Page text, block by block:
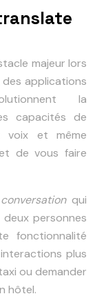
majeur lors
des applications
la
capacités de
voix et même
de vous faire
conversation qui
personnes
fonctionnalité
plus
ou demander
hôtel.